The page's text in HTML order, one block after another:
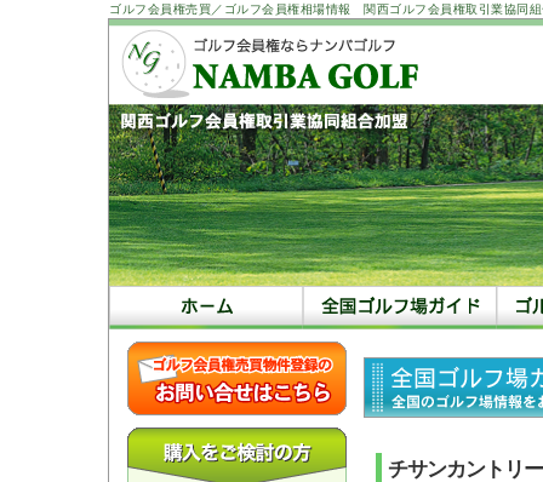
ゴルフ会員権売買／ゴルフ会員権相場情報 関西ゴルフ会員権取引業協同
チサンカントリ